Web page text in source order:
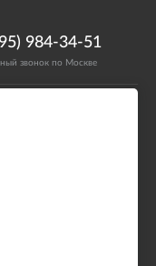
984-34-51
звонок по Москве